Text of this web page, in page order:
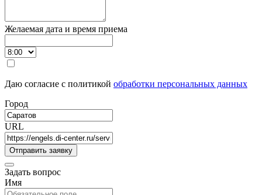
Желаемая дата и время приема
Даю согласие с политикой обработки персональных данных
Город
URL
Задать вопрос
Имя